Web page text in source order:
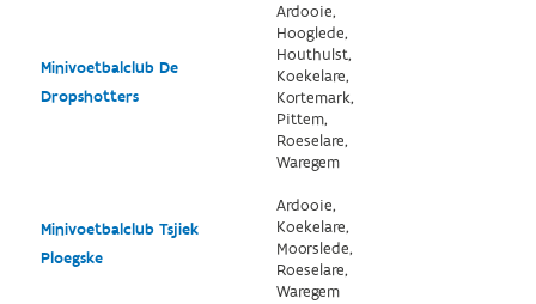
Minivoetbalclub De
Dropshotters
Ardooie,
Hooglede,
Houthulst,
Koekelare,
Kortemark,
Pittem,
Roeselare,
Waregem
Minivoetbalclub Tsjiek
Ploegske
Ardooie,
Koekelare,
Moorslede,
Roeselare,
Waregem